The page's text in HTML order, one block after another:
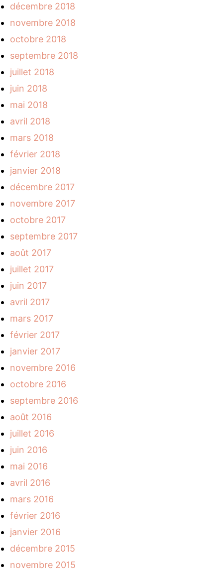
décembre 2018
novembre 2018
octobre 2018
septembre 2018
juillet 2018
juin 2018
mai 2018
avril 2018
mars 2018
février 2018
janvier 2018
décembre 2017
novembre 2017
octobre 2017
septembre 2017
août 2017
juillet 2017
juin 2017
avril 2017
mars 2017
février 2017
janvier 2017
novembre 2016
octobre 2016
septembre 2016
août 2016
juillet 2016
juin 2016
mai 2016
avril 2016
mars 2016
février 2016
janvier 2016
décembre 2015
novembre 2015